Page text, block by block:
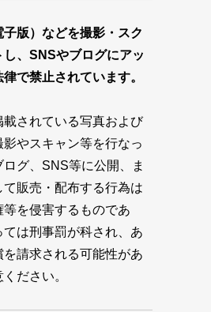
版）などを撮影・スク
し、SNSやブログにアッ
で禁止されています。
されている写真および
やスキャン等を行なっ
グ、SNS等に公開、ま
て販売・配布する行為は
を侵害するものであ
ては刑事罰が科され、あ
を請求される可能性があ
ださい。